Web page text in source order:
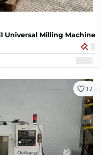
Universal Milling Machine
12